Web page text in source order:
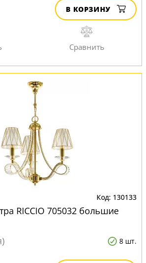
В КОРЗИНУ
130133
RICCIO 705032 большие
8 шт.